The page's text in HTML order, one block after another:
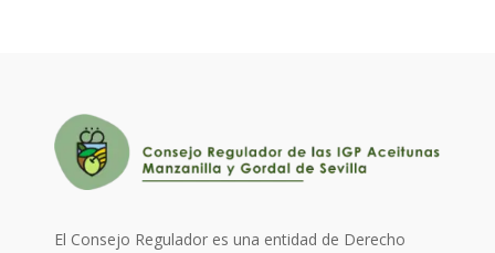
El Consejo Regulador es una entidad de Derecho